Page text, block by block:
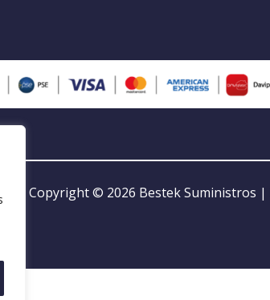
Copyright © 2026 Bestek Suministros |